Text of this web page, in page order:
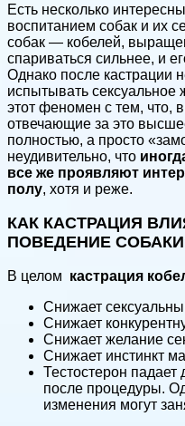
Есть несколько
воспитанием собак и их
собак — кобелей,
спариваться сильнее, и
Однако после кастрации
испытывать
этот феномен с тем, что,
отвечающие за это
полностью, а просто
неудивительно, что
все же проявляют
полу, хотя и реже.
КАК КАСТРАЦИЯ
ПОВЕДЕНИЕ
В целом кастрация
Снижает
Снижает
Снижает желание
Снижает инстинкт
Тестостерон падает
после процедуры.
изменения могут